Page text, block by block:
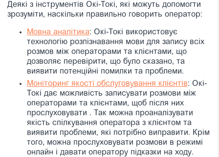
Деякі з інструментів Окі-Токі, які можуть допомогти
зрозуміти, наскільки правильно говорить оператор:
Мовна аналітика: Окі-Токі використовує
технологію розпізнавання мови для запису всіх
розмов між операторами та клієнтами, що
дозволяє перевірити, що було сказано, та
виявити потенційні помилки та проблеми.
Моніторинг якості обслуговування клієнтів: Окі-
Токі дає можливість записувати розмови між
операторами та клієнтами, щоб після них
прослуховувати . Так можна проаналізувати
якість спілкування оператора з клієнтом та
виявити проблеми, які потрібно виправити. Крім
того, можна прослуховувати розмови в режимі
онлайн і давати оператору підказки на ходу.